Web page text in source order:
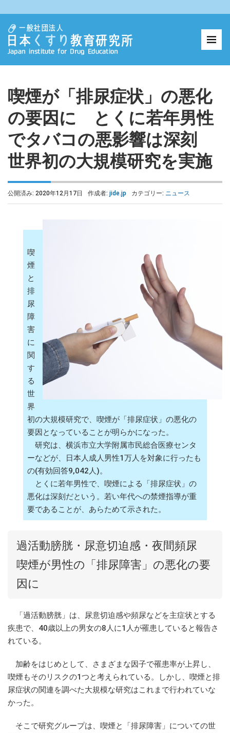
喫煙が「排尿症状」の悪化
の要因に とくに若年男性
でタバコの悪影響は深刻
世界初の大規模研究を実施
公開済み: 2020年12月17日 作成者: jide.jp カテゴリー: ニュース
喫
煙
と
排
尿
障
害
に
関
す
る
世
界
初の大規模研究で、喫煙が「排尿症状」の悪化の
要因となっていることが明らかになった。
研究は、横浜市立大学附属市民総合医療センタ
ーなどが、日本人成人男性1万人を対象に行ったも
の(有効回答9,042人)。
とくに若年男性で、喫煙による「排尿症状」の
悪化は深刻だという。若い年代への禁煙指導が重
要であることが、あらためて示された。
過活動膀胱・尿意切迫感・夜間頻尿
喫煙が男性の「排尿障害」の悪化の要
因に
「過活動膀胱」は、尿意切迫感や頻尿などを主症状とする
疾患で、40歳以上の男女の8人に1人が罹患していると報告さ
れている。
加齢をはじめとして、さまざまな因子で罹患率が上昇し、
喫煙もそのリスクの1つと考えられている。しかし、喫煙と排
尿症状の関連を調べた大規模な研究はこれまで行われていな
かった。
そこで研究グループは、喫煙と「排尿障害」についての世